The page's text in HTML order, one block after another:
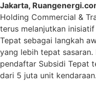
Jakarta,
Holding Commercial &
terus melanjutkan
Tepat sebagai langkah
yang lebih tepat
pendaftar Subsidi Tepat
dari 5 juta unit kendaraan.